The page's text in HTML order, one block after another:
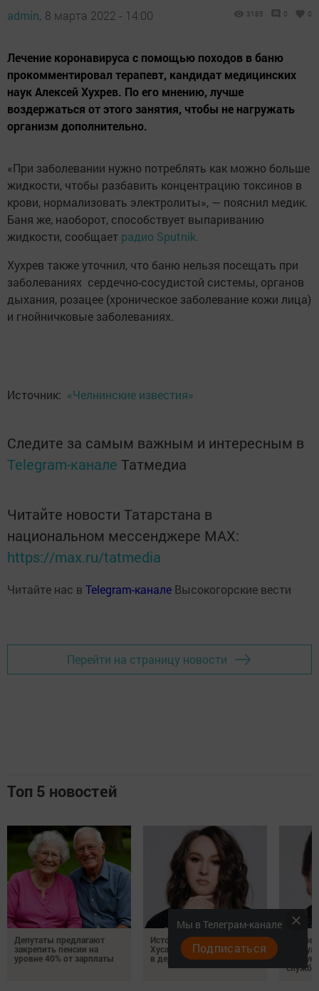
admin, 8 марта 2022 - 14:00 3185 0 0
Лечение коронавируса с помощью походов в баню
прокомментировал терапевт, кандидат медицинских
наук Алексей Хухрев. По его мнению, лучше
воздержаться от этого занятия, чтобы не нагружать
организм дополнительно.
«При заболевании нужно потреблять как можно больше
жидкости, чтобы разбавить концентрацию токсинов в
крови, нормализовать электролиты», — пояснил медик.
Баня же, наоборот, способствует выпариванию
жидкости, сообщает радио Sputnik.
Хухрев также уточнил, что баню нельзя посещать при
заболеваниях сердечно-сосудистой системы, органов
дыхания, розацее (хроническое заболевание кожи лица)
и гнойничковые заболеваниях.
Источник: «Челнинские известия»
Следите за самым важным и интересным в
Telegram-канале Татмедиа
Читайте новости Татарстана в
национальном мессенджере MАХ:
https://max.ru/tatmedia
Читайте нас в Telegram-канале Высокогорские вести
Перейти на страницу новости
Топ 5 новостей
Депутаты предлагают
закрепить пенсии на
уровне 40% от зарплаты
История Ландыш
Хусаиновой: семья и сцена
в деревне Чирша
до
службы
Мы в Телеграм-канале
Подписаться